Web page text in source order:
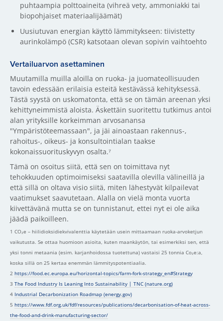
puhtaampia polttoaineita (vihreä vety, ammoniakki tai
biopohjaiset materiaalijäämät)
Uusiutuvan energian käyttö lämmitykseen: tiivistetty
aurinkolämpö (CSR) katsotaan olevan sopivin vaihtoehto
Vertailuarvon asettaminen
Muutamilla muilla aloilla on ruoka- ja juomateollisuuden
tavoin edessään erilaisia esteitä kestävässä kehityksessä.
Tästä syystä on uskomatonta, että se on tämän areenan yksi
kehittyneimmistä aloista. Äskettäin suoritettu tutkimus antoi
alan yrityksille korkeimman arvosanansa
"Ympäristöteemassaan", ja jäi ainoastaan rakennus-,
rahoitus-, oikeus- ja konsultointialan taakse
kokonaissuorituskyvyn osalta.⁷
Tämä on osoitus siitä, että sen on toimittava nyt
tehokkuuden optimoimiseksi saatavilla olevilla välineillä ja
että sillä on oltava visio siitä, miten lähestyvät kilpailevat
vaatimukset saavutetaan. Alalla on vielä monta vuorta
kiivettävänä mutta se on tunnistanut, ettei nyt ei ole aika
jäädä paikoilleen.
1 CO₂e – hiilidioksidiekvivalenttia käytetään usein mittaamaan ruoka-arvoketjun
vaikutusta. Se ottaa huomioon asioita, kuten maankäytön, tai esimerkiksi sen, että
yksi tonni metaania (esim. karjanhoidossa tuotettuna) vastaisi 25 tonnia Co₂e:a,
koska sillä on 25 kertaa enemmän lämmityspotentiaalia.
2 https://food.ec.europa.eu/horizontal-topics/farm-fork-strategy_en#Strategy
3 The Food Industry Is Leaning Into Sustainability | TNC (nature.org)
4 Industrial Decarbonization Roadmap (energy.gov)
5 https://www.fdf.org.uk/fdf/resources/publications/decarbonisation-of-heat-across-
the-food-and-drink-manufacturing-sector/